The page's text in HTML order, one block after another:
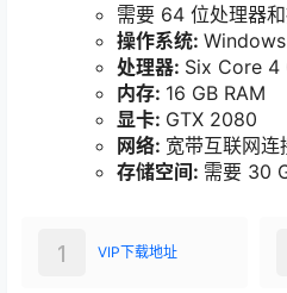
需要 64 位处理器
操作系统:
处理器: Six Core 4
内存: 16 GB RAM
显卡: GTX 2080
网络: 宽带互联网连
存储空间: 需要 30
VIP下载地址
1